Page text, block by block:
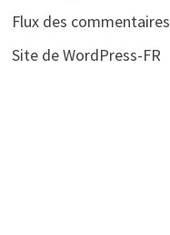
Flux des commentaires
Site de WordPress-FR